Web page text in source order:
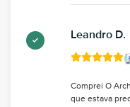
Leandro D.
Comprei O
que estava